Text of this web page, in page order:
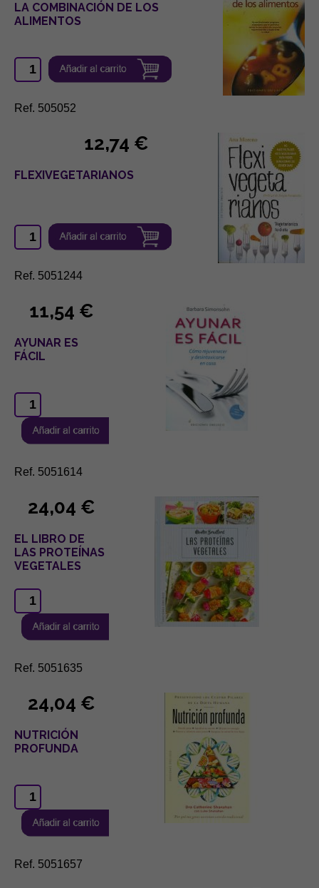
LA COMBINACIÓN DE LOS
ALIMENTOS
Ref. 505052
12,74 €
FLEXIVEGETARIANOS
Ref. 5051244
11,54 €
AYUNAR ES
FÁCIL
Ref. 5051614
24,04 €
EL LIBRO DE
LAS PROTEÍNAS
VEGETALES
Ref. 5051635
24,04 €
NUTRICIÓN
PROFUNDA
Ref. 5051657